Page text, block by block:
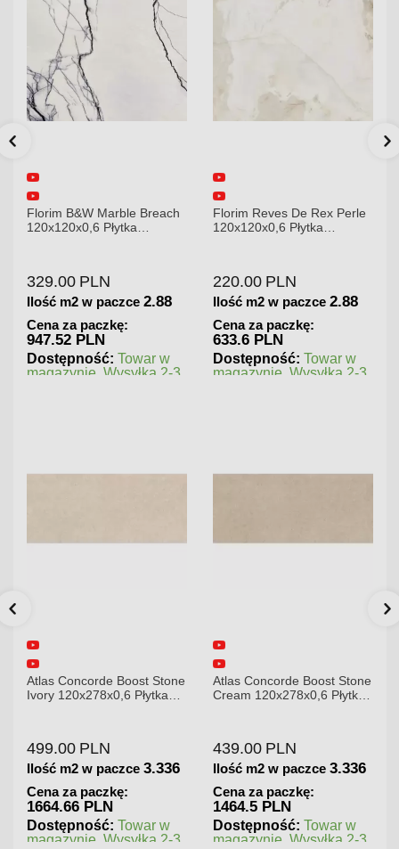
Florim B&W Marble Breach
120x120x0,6 Płytka
329.00 PLN
Ilość m2 w paczce 2.88
Cena za paczkę:
947.52 PLN
Dostępność: Towar w
magazynie. Wysyłka 2-3
Florim Reves De Rex Perle
120x120x0,6 Płytka
220.00 PLN
Ilość m2 w paczce 2.88
Cena za paczkę:
633.6 PLN
Dostępność: Towar w
magazynie. Wysyłka 2-3
Atlas Concorde Boost Stone
Ivory 120x278x0,6 Płytka
499.00 PLN
Ilość m2 w paczce 3.336
Cena za paczkę:
1664.66 PLN
Dostępność: Towar w
magazynie. Wysyłka 2-3
Atlas Concorde Boost Stone
Cream 120x278x0,6 Płytka
439.00 PLN
Ilość m2 w paczce 3.336
Cena za paczkę:
1464.5 PLN
Dostępność: Towar w
magazynie. Wysyłka 2-3